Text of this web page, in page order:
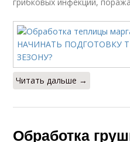
Читать дальше →
Обработка